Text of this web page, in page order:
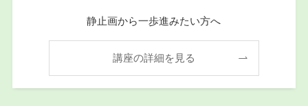
静止画から一歩進みたい方へ
講座の詳細を見る